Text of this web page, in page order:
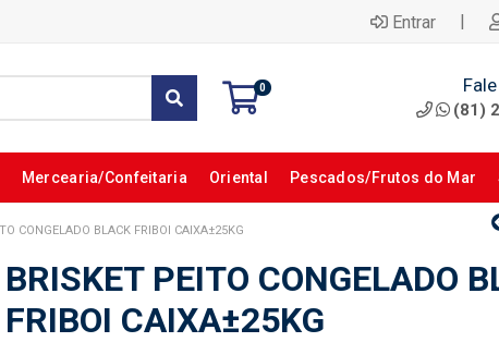
Entrar |
0
(81)
Mercearia/Confeitaria Oriental Pescados/Frutos do Mar
CONGELADO BLACK FRIBOI CAIXA±25KG
BRISKET PEITO CONGELADO
FRIBOI CAIXA±25KG